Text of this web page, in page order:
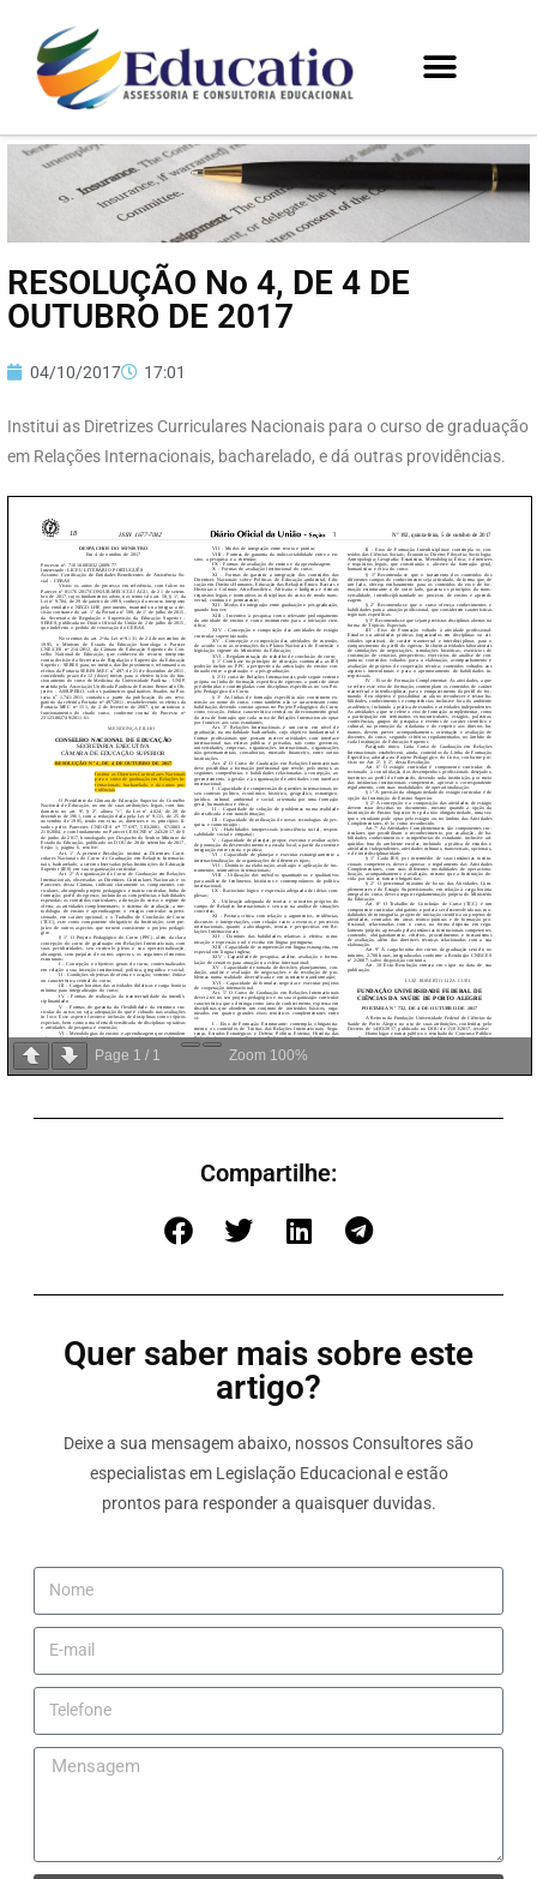
RESOLUÇÃO No 4, DE 4 DE
OUTUBRO DE 2017
04/10/2017 17:01
Institui as Diretrizes Curriculares Nacionais para o curso de graduação
em Relações Internacionais, bacharelado, e dá outras providências.
Page 1 / 1 Zoom 100%
Compartilhe:
Quer saber mais sobre este
artigo?
Deixe a sua mensagem abaixo, nossos Consultores são
especialistas em Legislação Educacional e estão
prontos para responder a quaisquer duvidas.